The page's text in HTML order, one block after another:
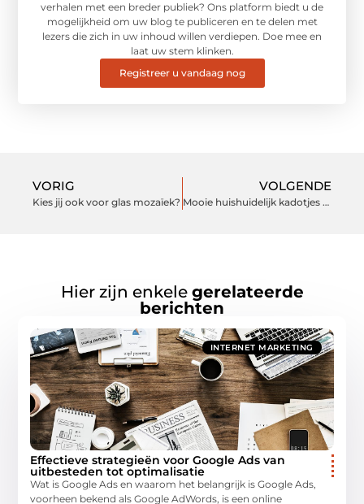
verhalen met een breder publiek? Ons platform biedt u de
mogelijkheid om uw blog te publiceren en te delen met
lezers die zich in uw inhoud willen verdiepen. Doe mee en
laat uw stem klinken.
Registreer u vandaag nog
VORIG
Kies jij ook voor glas mozaïek?
VOLGENDE
Mooie huishuidelijk kadotjes voor deze tijd van het jaar vinden?
Hier zijn enkele gerelateerde
berichten
INTERNET MARKETING
Effectieve strategieën voor Google Ads van
uitbesteden tot optimalisatie
Wat is Google Ads en waarom het belangrijk is Google Ads,
voorheen bekend als Google AdWords, is een online